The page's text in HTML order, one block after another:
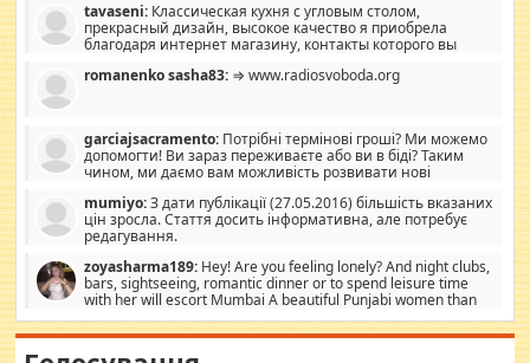
стандартные формы, в MebelOk, креативненько и что главное -
со вкусом все в порядке, без ненужных наворотов удорожающих
мебель, а это не последний фактор.
tavaseni: Классическая кухня с угловым столом,
прекрасный дизайн, высокое качество я приобрела
благодаря интернет магазину, контакты которого вы
romanenko sasha83: ⇒ www.radiosvoboda.org
garciajsacramento: Потрібні термінові гроші? Ми можемо
допомогти! Ви зараз переживаєте або ви в біді? Таким
чином, ми даємо вам можливість розвивати нові
допомагати людям, які намагаються дати їм шанс. Кожен
заслуговує на другий шанс, і, оскільки влада не зможе, вони
повинні приймати від інших. Для нас нема багато суми, і зрілість
витрат, а тільки узгоджених сум і нічого іншого. Не чекайте і не
коментуйте цей пост. Введіть суму, яку ви хочете подати, і ми
зв'яжемося з вами з усіма варіантами. зв'яжіться з нами
сьогодні на garciajsacramento@gmail.com Вам потрібні термінові
гроші? Ми можемо допомогти!
mumiyo:З дати публікації (27.05.2016) більшість вказаних
цін зросла. Стаття досить інформативна, але потребує
редагування.
zoyasharma189: Hey! Are you feeling lonely? And night clubs,
bars, sightseeing, romantic dinner or to spend leisure time
with her will escort Mumbai A beautiful Punjabi women than
sexy escort companion in arms that you guys feel like 5 star luxury
hotel had to spend the night in their search for loved solitaire free